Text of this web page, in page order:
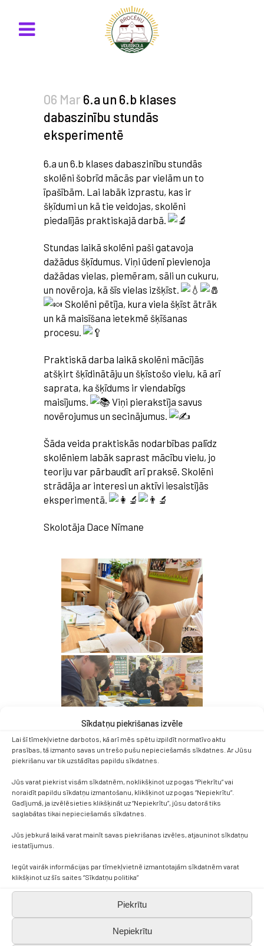
Sīkdatņu piekrišanas izvēle
Lai šī tīmekļvietne darbotos, kā arī mēs spētu izpildīt normatīvo aktu
prasības, tā izmanto savas un trešo pušu nepieciešamās sīkdatnes. Ar Jūsu
piekrišanu var tik uzstādītas papildu sīkdatnes.
Jūs varat piekrist visām sīkdatnēm, noklikšķinot uz pogas “Piekrītu” vai
noraidīt papildu sīkdatņu izmantošanu, klikšķinot uz pogas “Nepiekrītu”.
Gadījumā, ja izvēlēsieties klikšķināt uz “Nepiekrītu”, jūsu datorā tiks
saglabātas tikai nepieciešamās sīkdatnes.
Jūs jebkurā laikā varat mainīt savas piekrišanas izvēles, atjauninot sīkdatņu
iestatījumus.
Iegūt vairāk informācijas par tīmekļvietnē izmantotajām sīkdatnēm varat
klikšķinot uz šīs saites “Sīkdatņu politika”
Piekrītu
Nepiekrītu
06 Mar 6.a un 6.b klases
dabaszinību stundās
eksperimentē
6.a un 6.b klases dabaszinību stundās
skolēni šobrīd mācās par vielām un to
īpašībām. Lai labāk izprastu, kas ir
šķīdumi un kā tie veidojas, skolēni
piedalījās praktiskajā darbā.
Stundas laikā skolēni paši gatavoja
dažādus šķīdumus. Viņi ūdenī pievienoja
dažādas vielas, piemēram, sāli un cukuru,
un novēroja, kā šīs vielas izšķīst.
Skolēni pētīja, kura viela šķīst ātrāk
un kā maisīšana ietekmē šķīšanas
procesu.
Praktiskā darba laikā skolēni mācījās
atšķirt šķīdinātāju un šķīstošo vielu, kā arī
saprata, ka šķīdums ir viendabīgs
maisījums.
Viņi pierakstīja savus
novērojumus un secinājumus.
Šāda veida praktiskās nodarbības palīdz
skolēniem labāk saprast mācību vielu, jo
teoriju var pārbaudīt arī praksē. Skolēni
strādāja ar interesi un aktīvi iesaistījās
eksperimentā.
Skolotāja Dace Nīmane